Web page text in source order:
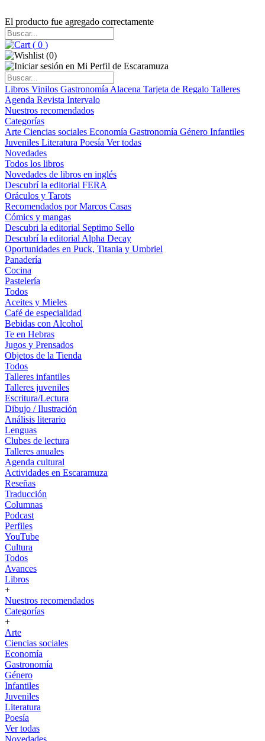
El producto fue agregado correctamente
( 0 )
(0)
Libros Vinilos Gastronomía Alacena Tarjeta de Regalo Talleres
Agenda Revista Intervalo
Nuestros recomendados
Categorías
Arte Ciencias sociales Economía Gastronomía Género Infantiles
Juveniles Literatura Poesía Ver todas
Novedades
Todos los libros
Novedades de libros en inglés
Descubrí la editorial FERA
Oráculos y Tarots
Recomendados por Marcos Casas
Cómics y mangas
Descubri la editorial Septimo Sello
Descubrí la editorial Alpha Decay
Oportunidades en Puck, Titania y Umbriel
Panadería
Cocina
Pastelería
Todos
Aceites y Mieles
Café de especialidad
Bebidas con Alcohol
Te en Hebras
Jugos y Prensados
Objetos de la Tienda
Todos
Talleres infantiles
Talleres juveniles
Escritura/Lectura
Dibujo / Ilustración
Análisis literario
Lenguas
Clubes de lectura
Talleres anuales
Agenda cultural
Actividades en Escaramuza
Reseñas
Traducción
Columnas
Podcast
Perfiles
YouTube
Cultura
Todos
Avances
Libros
+
Nuestros recomendados
Categorías
+
Arte
Ciencias sociales
Economía
Gastronomía
Género
Infantiles
Juveniles
Literatura
Poesía
Ver todas
Novedades